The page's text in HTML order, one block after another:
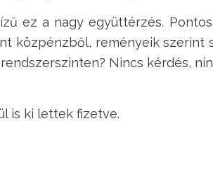
ez a nagy együttérzés.
közpénzből, reményeik szerint
Nincs kérdés,
is ki lettek fizetve.